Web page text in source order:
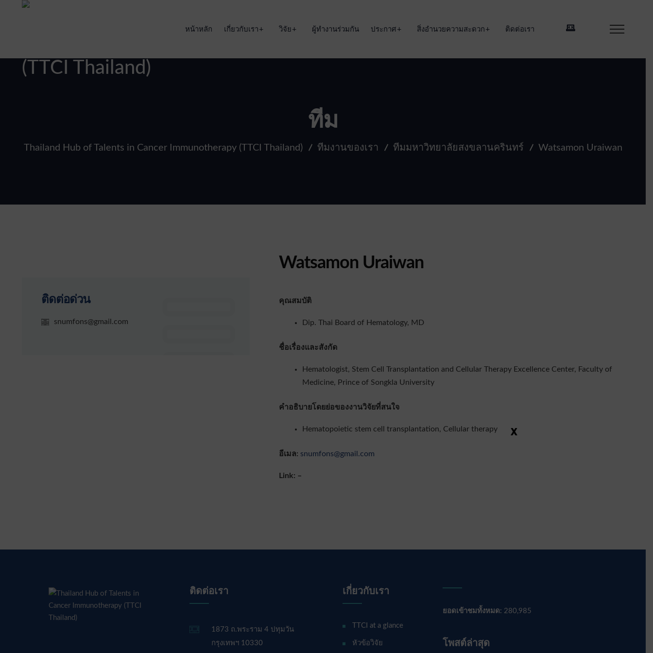
หน้าหลัก เกี่ยวกับเรา วิจัย ผู้ทำงานร่วมกัน ประกาศ สิ่งอำนวยความสะดวก ติดต่อเรา
ทีม
Thailand Hub of Talents in Cancer Immunotherapy (TTCI Thailand) ทีมงานของเรา ทีมมหาวิทยาลัยสงขลานครินทร์ Watsamon Uraiwan
ติดต่อด่วน
snumfons@gmail.com
Watsamon Uraiwan
คุณสมบัติ
Dip. Thai Board of Hematology, MD
ชื่อเรื่องและสังกัด
Hematologist, Stem Cell Transplantation and Cellular Therapy Excellence Center, Faculty of
Medicine, Prince of Songkla University
คำอธิบายโดยย่อของงานวิจัยที่สนใจ
Hematopoietic stem cell transplantation, Cellular therapy
อีเมล: snumfons@gmail.com
Link: –
ติดต่อเรา
1873 ถ.พระราม 4 ปทุมวัน
กรุงเทพฯ 10330
เกี่ยวกับเรา
TTCI at a glance
หัวข้อวิจัย
ยอดเข้าชมทั้งหมด: 280,985
โพสต์ล่าสุด
X